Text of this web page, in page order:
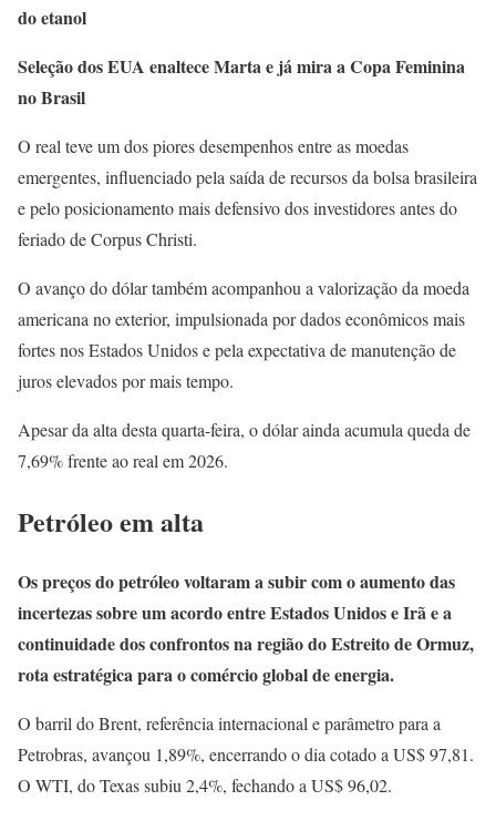
do etanol
Seleção dos EUA enaltece Marta e já mira a Copa Feminina
no Brasil
O real teve um dos piores desempenhos entre as moedas
emergentes, influenciado pela saída de recursos da bolsa brasileira
e pelo posicionamento mais defensivo dos investidores antes do
feriado de Corpus Christi.
O avanço do dólar também acompanhou a valorização da moeda
americana no exterior, impulsionada por dados econômicos mais
fortes nos Estados Unidos e pela expectativa de manutenção de
juros elevados por mais tempo.
Apesar da alta desta quarta-feira, o dólar ainda acumula queda de
7,69% frente ao real em 2026.
Petróleo em alta
Os preços do petróleo voltaram a subir com o aumento das
incertezas sobre um acordo entre Estados Unidos e Irã e a
continuidade dos confrontos na região do Estreito de Ormuz,
rota estratégica para o comércio global de energia.
O barril do Brent, referência internacional e parâmetro para a
Petrobras, avançou 1,89%, encerrando o dia cotado a US$ 97,81.
O WTI, do Texas subiu 2,4%, fechando a US$ 96,02.